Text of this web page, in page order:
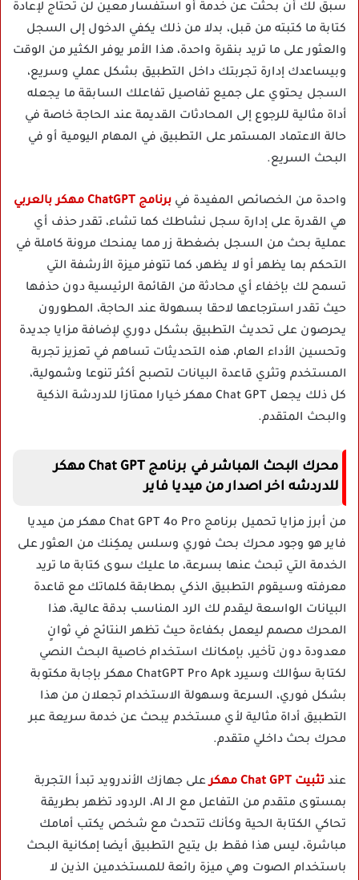
سبق لك أن بحثت عن خدمة أو استفسار معين لن تحتاج لإعادة
كتابة ما كتبته من قبل، بدلا من ذلك يكفي الدخول إلى السجل
والعثور على ما تريد بنقرة واحدة، هذا الأمر يوفر الكثير من الوقت
وبيساعدك إدارة تجربتك داخل التطبيق بشكل عملي وسريع،
السجل يحتوي على جميع تفاصيل تفاعلك السابقة ما يجعله
أداة مثالية للرجوع إلى المحادثات القديمة عند الحاجة خاصة في
حالة الاعتماد المستمر على التطبيق في المهام اليومية أو في
البحث السريع.
واحدة من الخصائص المفيدة في برنامج ChatGPT مهكر بالعربي
هي القدرة على إدارة سجل نشاطك كما تشاء، تقدر حذف أي
عملية بحث من السجل بضغطة زر مما يمنحك مرونة كاملة في
التحكم بما يظهر أو لا يظهر، كما تتوفر ميزة الأرشفة التي
تسمح لك بإخفاء أي محادثة من القائمة الرئيسية دون حذفها
حيث تقدر استرجاعها لاحقا بسهولة عند الحاجة، المطورون
يحرصون على تحديث التطبيق بشكل دوري لإضافة مزايا جديدة
وتحسين الأداء العام، هذه التحديثات تساهم في تعزيز تجربة
المستخدم وتثري قاعدة البيانات لتصبح أكثر تنوعا وشمولية،
كل ذلك يجعل Chat GPT مهكر خيارا ممتازا للدردشة الذكية
والبحث المتقدم.
محرك البحث المباشر في برنامج Chat GPT مهكر
للدردشه اخر اصدار من ميديا فاير
من أبرز مزايا تحميل برنامج Chat GPT 4o Pro مهكر من ميديا
فاير هو وجود محرك بحث فوري وسلس يمكِنك من العثور على
الخدمة التي تبحث عنها بسرعة، ما عليك سوى كتابة ما تريد
معرفته وسيقوم التطبيق الذكي بمطابقة كلماتك مع قاعدة
البيانات الواسعة ليقدم لك الرد المناسب بدقة عالية، هذا
المحرك مصمم ليعمل بكفاءة حيث تظهر النتائج في ثوانٍ
معدودة دون تأخير، بإمكانك استخدام خاصية البحث النصي
لكتابة سؤالك وسيرد ChatGPT Pro Apk مهكر بإجابة مكتوبة
بشكل فوري، السرعة وسهولة الاستخدام تجعلان من هذا
التطبيق أداة مثالية لأي مستخدم يبحث عن خدمة سريعة عبر
محرك بحث داخلي متقدم.
عند تثبيت Chat GPT مهكر
على جهازك الأندرويد تبدأ التجربة
بمستوى متقدم من التفاعل مع الـ AI، الردود تظهر بطريقة
تحاكي الكتابة الحية وكأنك تتحدث مع شخص يكتب أمامك
مباشرة، ليس هذا فقط بل يتيح التطبيق أيضا إمكانية البحث
باستخدام الصوت وهي ميزة رائعة للمستخدمين الذين لا